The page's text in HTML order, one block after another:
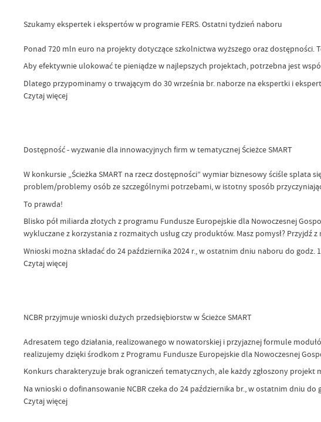
Szukamy ekspertek i ekspertów w programie FERS. Ostatni tydzień naboru
Ponad 720 mln euro na projekty dotyczące szkolnictwa wyższego oraz dostępności.
Aby efektywnie ulokować te pieniądze w najlepszych projektach, potrzebna jest
Dlatego przypominamy o trwającym do 30 września br. naborze na ekspertki i
Czytaj więcej
Dostępność - wyzwanie dla innowacyjnych firm w tematycznej Ścieżce SMART
W konkursie „Ścieżka SMART na rzecz dostępności” wymiar biznesowy ściśle splata
problem/problemy osób ze szczególnymi potrzebami, w istotny sposób
To prawda!
Blisko pół miliarda złotych z programu Fundusze Europejskie dla Nowoczesnej
wykluczane z korzystania z rozmaitych usług czy produktów. Masz pomysł? Przyjdź z
Wnioski można składać do 24 października 2024 r., w ostatnim dniu naboru do godz.
Czytaj więcej
NCBR przyjmuje wnioski dużych przedsiębiorstw w Ścieżce SMART
Adresatem tego działania, realizowanego w nowatorskiej i przyjaznej formule
realizujemy dzięki środkom z Programu Fundusze Europejskie dla Nowoczesnej
Konkurs charakteryzuje brak ograniczeń tematycznych, ale każdy zgłoszony
Na wnioski o dofinansowanie NCBR czeka do 24 października br., w ostatnim dniu do
Czytaj więcej